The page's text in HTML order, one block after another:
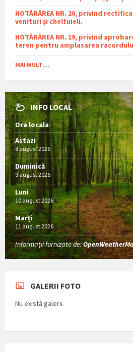
HOTĂRÂREA NR. 20, privind
venituri și cheltuieli.
HOTĂRÂREA NR. 19, privind
teren pentru amplasarea
comuna Sutești.
MAI MULT ...
INFO LOCAL
Ora locala
Astazi
8 august 2026
Duminică
9 august 2026
Luni
10 august 2026
Marți
11 august 2026
Informații furnizate de:
GALERII FOTO
Nu există galerii.